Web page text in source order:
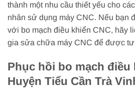
thành một nhu cầu thiết yếu cho
nhân sử dụng máy CNC. Nếu bạn
với bo mạch điều khiển CNC, hãy
gia sửa chữa máy CNC để được
Phục hồi bo mạch điều
Huyện Tiểu Cần Trà